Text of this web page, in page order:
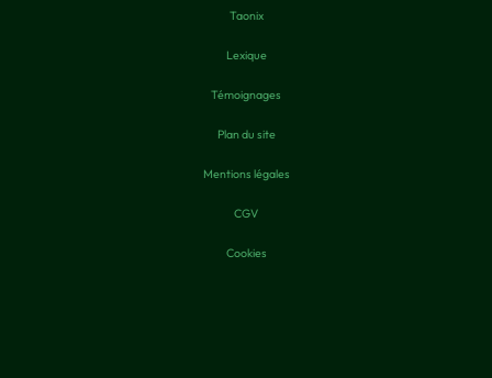
Taonix
Lexique
Témoignages
Plan du site
Mentions légales
CGV
Cookies